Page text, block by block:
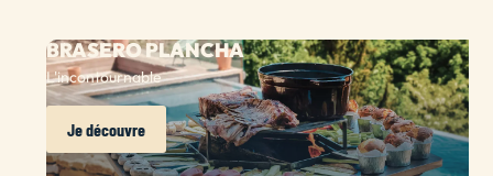
BRASERO PLANCHA
L'incontournable
Je découvre